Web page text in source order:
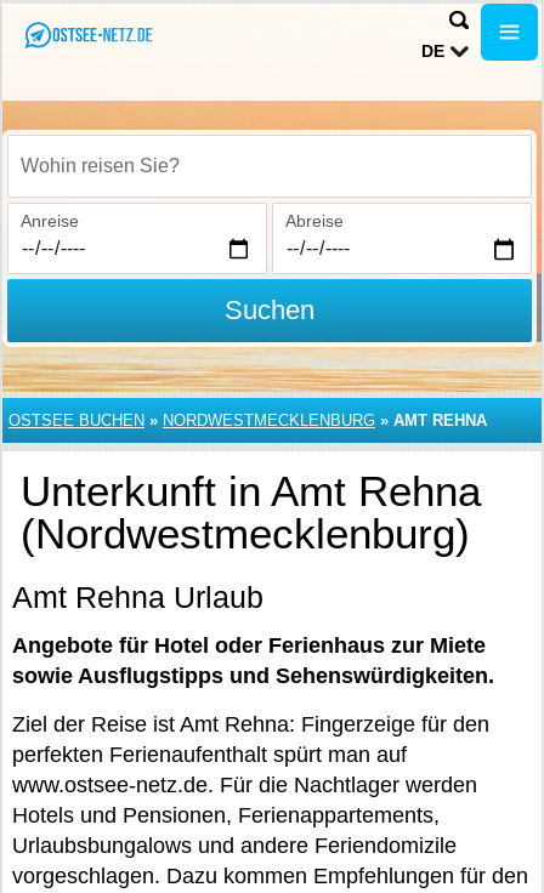
DE
Wohin reisen Sie?
Anreise Abreise
Suchen
OSTSEE BUCHEN » NORDWESTMECKLENBURG » AMT REHNA
Unterkunft in Amt Rehna
(Nordwestmecklenburg)
Amt Rehna Urlaub
Angebote für Hotel oder Ferienhaus zur Miete
sowie Ausflugstipps und Sehenswürdigkeiten.
Ziel der Reise ist Amt Rehna: Fingerzeige für den
perfekten Ferienaufenthalt spürt man auf
www.ostsee-netz.de. Für die Nachtlager werden
Hotels und Pensionen, Ferienappartements,
Urlaubsbungalows und andere Feriendomizile
vorgeschlagen. Dazu kommen Empfehlungen für den